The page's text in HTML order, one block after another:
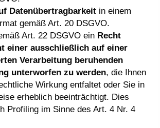
Datenübertragbarkeit in einem
gemäß Art. 20 DSGVO.
Art. 22 DSGVO ein Recht
einer ausschließlich auf einer
Verarbeitung beruhenden
unterworfen zu werden, die Ihnen
Wirkung entfaltet oder Sie in
erheblich beeinträchtigt. Dies
Profiling im Sinne des Art. 4 Nr. 4